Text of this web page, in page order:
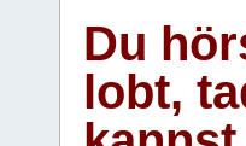
Du
lobt,